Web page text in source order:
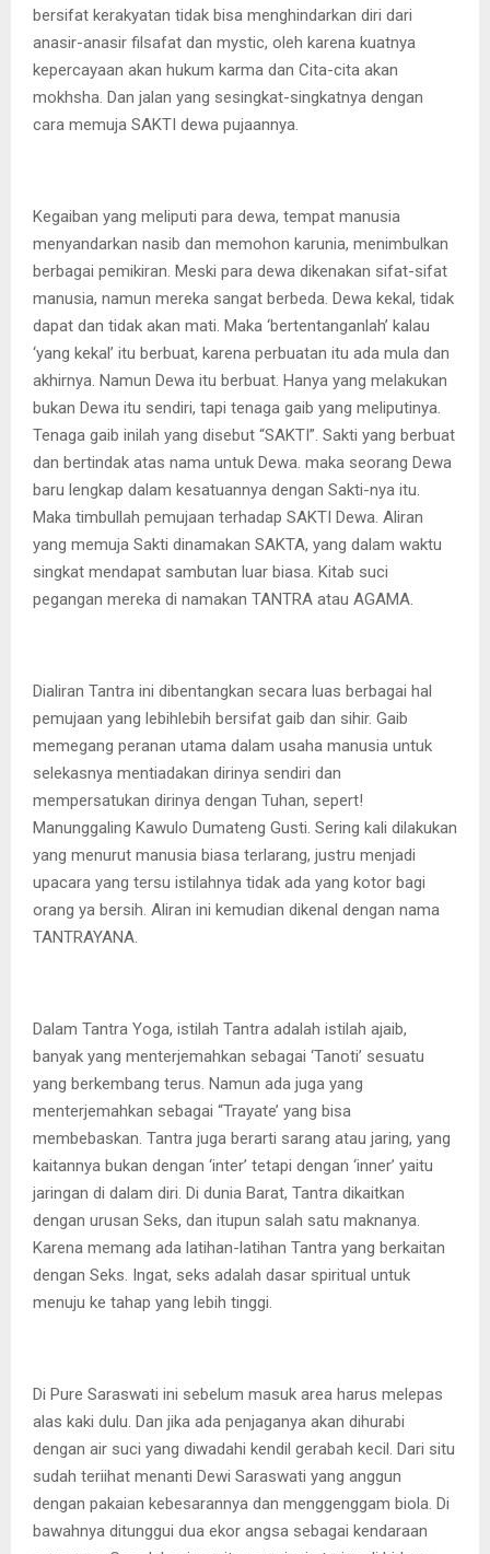
bersifat kerakyatan tidak bisa menghindarkan diri dari
anasir-anasir filsafat dan mystic, oleh karena kuatnya
kepercayaan akan hukum karma dan Cita-cita akan
mokhsha. Dan jalan yang sesingkat-singkatnya dengan
cara memuja SAKTI dewa pujaannya.
Kegaiban yang meliputi para dewa, tempat manusia
menyandarkan nasib dan memohon karunia, menimbulkan
berbagai pemikiran. Meski para dewa dikenakan sifat-sifat
manusia, namun mereka sangat berbeda. Dewa kekal, tidak
dapat dan tidak akan mati. Maka ‘bertentanganlah’ kalau
‘yang kekal’ itu berbuat, karena perbuatan itu ada mula dan
akhirnya. Namun Dewa itu berbuat. Hanya yang melakukan
bukan Dewa itu sendiri, tapi tenaga gaib yang meliputinya.
Tenaga gaib inilah yang disebut “SAKTI”. Sakti yang berbuat
dan bertindak atas nama untuk Dewa. maka seorang Dewa
baru lengkap dalam kesatuannya dengan Sakti-nya itu.
Maka timbullah pemujaan terhadap SAKTI Dewa. Aliran
yang memuja Sakti dinamakan SAKTA, yang dalam waktu
singkat mendapat sambutan luar biasa. Kitab suci
pegangan mereka di namakan TANTRA atau AGAMA.
Dialiran Tantra ini dibentangkan secara luas berbagai hal
pemujaan yang lebihlebih bersifat gaib dan sihir. Gaib
memegang peranan utama dalam usaha manusia untuk
selekasnya mentiadakan dirinya sendiri dan
mempersatukan dirinya dengan Tuhan, sepert!
Manunggaling Kawulo Dumateng Gusti. Sering kali dilakukan
yang menurut manusia biasa terlarang, justru menjadi
upacara yang tersu istilahnya tidak ada yang kotor bagi
orang ya bersih. Aliran ini kemudian dikenal dengan nama
TANTRAYANA.
Dalam Tantra Yoga, istilah Tantra adalah istilah ajaib,
banyak yang menterjemahkan sebagai ‘Tanoti’ sesuatu
yang berkembang terus. Namun ada juga yang
menterjemahkan sebagai “Trayate’ yang bisa
membebaskan. Tantra juga berarti sarang atau jaring, yang
kaitannya bukan dengan ‘inter’ tetapi dengan ‘inner’ yaitu
jaringan di dalam diri. Di dunia Barat, Tantra dikaitkan
dengan urusan Seks, dan itupun salah satu maknanya.
Karena memang ada latihan-latihan Tantra yang berkaitan
dengan Seks. Ingat, seks adalah dasar spiritual untuk
menuju ke tahap yang lebih tinggi.
Di Pure Saraswati ini sebelum masuk area harus melepas
alas kaki dulu. Dan jika ada penjaganya akan dihurabi
dengan air suci yang diwadahi kendil gerabah kecil. Dari situ
sudah teriihat menanti Dewi Saraswati yang anggun
dengan pakaian kebesarannya dan menggenggam biola. Di
bawahnya ditunggui dua ekor angsa sebagai kendaraan